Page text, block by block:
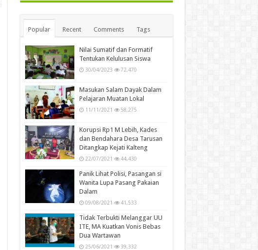
Popular Recent Comments Tags
Nilai Sumatif dan Formatif
Tentukan Kelulusan Siswa
30/04/2023 72,470
Masukan Salam Dayak Dalam
Pelajaran Muatan Lokal
11/11/2021 58,275
Korupsi Rp1 M Lebih, Kades
dan Bendahara Desa Tarusan
Ditangkap Kejati Kalteng
22/07/2021 44,430
Panik Lihat Polisi, Pasangan si
Wanita Lupa Pasang Pakaian
Dalam
09/08/2021 41,533
Tidak Terbukti Melanggar UU
ITE, MA Kuatkan Vonis Bebas
Dua Wartawan
25/06/2021 39,332